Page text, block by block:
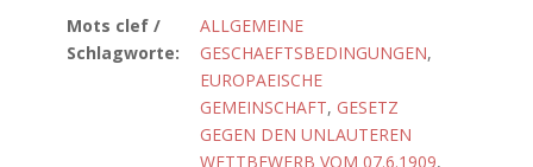
Mots clef /
Schlagworte:
ALLGEMEINE
GESCHAEFTSBEDINGUNGEN,
EUROPAEISCHE
GEMEINSCHAFT, GESETZ
GEGEN DEN UNLAUTEREN
WETTBEWERB VOM 07.6.1909,